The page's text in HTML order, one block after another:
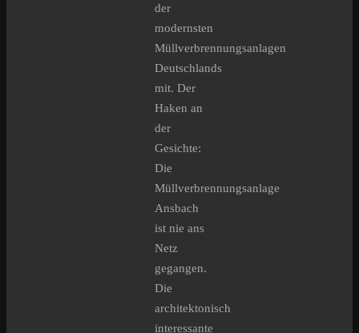
der
modernsten
Müllverbrennungsanlagen
Deutschlands
mit. Der
Haken an
der
Gesichte:
Die
Müllverbrennungsanlage
Ansbach
ist nie ans
Netz
gegangen.
Die
architektonisch
interessante